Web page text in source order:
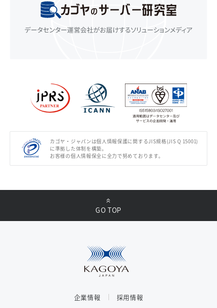
カゴヤ・ジャパンは個人情報保護に関するJIS規格(JIS Q 15001)
に準拠した体制を構築。
お客様の個人情報保全に全力で努めております。
企業情報 採用情報
GO TOP